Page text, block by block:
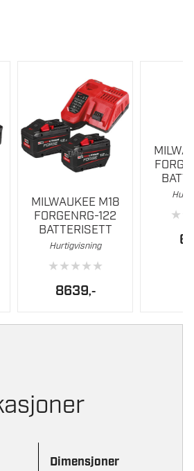
MILWAUKEE M18
FORGENRG-122
BATTERISETT
Hurtigvisning
★★★★★
8639,-
★
Dimensjoner